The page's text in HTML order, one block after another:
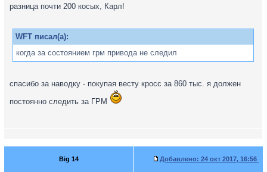
разница почти 200 косых, Карл!
WFT писал(а):
когда за состоянием грм привода не следил
спасибо за наводку - покупая весту кросс за 860 тыс. я должен
постоянно следить за ГРМ
Big 14 Добавлено: 24 окт 2017, 16:56